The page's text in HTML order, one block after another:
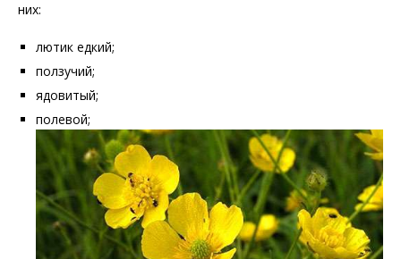
них:
лютик едкий;
ползучий;
ядовитый;
полевой;